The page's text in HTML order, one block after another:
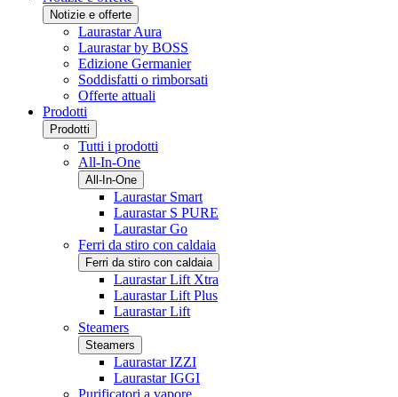
Notizie e offerte
Laurastar Aura
Laurastar by BOSS
Edizione Germanier
Soddisfatti o rimborsati
Offerte attuali
Prodotti
Prodotti
Tutti i prodotti
All-In-One
All-In-One
Laurastar Smart
Laurastar S PURE
Laurastar Go
Ferri da stiro con caldaia
Ferri da stiro con caldaia
Laurastar Lift Xtra
Laurastar Lift Plus
Laurastar Lift
Steamers
Steamers
Laurastar IZZI
Laurastar IGGI
Purificatori a vapore